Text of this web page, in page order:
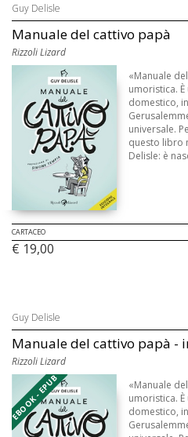
Guy Delisle
Manuale del cattivo papà
Rizzoli Lizard
«Manuale
umoristica.
domestico,
universale.
questo libro
Delisle: è
CARTACEO
€ 19,00
Guy Delisle
Manuale del cattivo papà -
Rizzoli Lizard
EBOOK - EPUB
«Manuale
umoristica.
domestico,